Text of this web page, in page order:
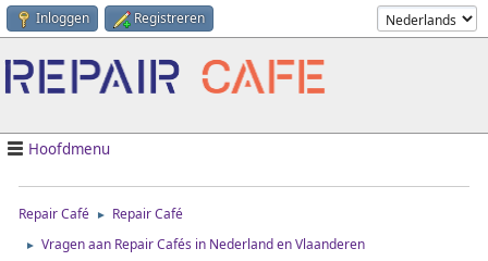
Inloggen Registreren
Hoofdmenu
Repair Café ► Repair Café
►
Vragen aan Repair Cafés in Nederland en Vlaanderen